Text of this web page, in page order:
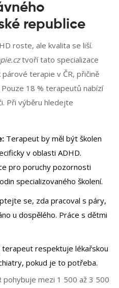
republice
roste, ale kvalita se liší.
tvoří tato specializace
terapie v ČR, přičině
18 % terapeutů nabízí
Při výběru hledejte
Terapeut by měl být školen
v oblasti ADHD.
pro poruchy pozornosti
specializovaného školení.
se, zda pracoval s páry,
u dospělého. Práce s dětmi
terapeut respektuje lékařskou
pokud je to potřeba.
pohybuje mezi 1 500 až 3 500